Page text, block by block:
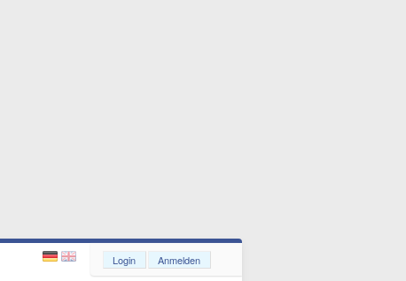
Login Anmelden